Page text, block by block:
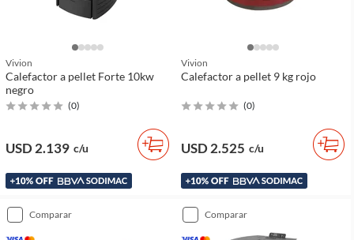
Vivion
Calefactor a pellet Forte 10kw
negro
(0)
USD 2.139 c/u
Vivion
Calefactor a pellet 9 kg rojo
(0)
USD 2.525 c/u
comparar comparar